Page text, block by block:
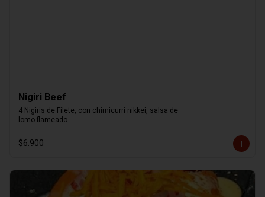
Nigiri Beef
4 Nigiris de Filete, con chimicurri nikkei, salsa de
lomo flameado.
$6.900